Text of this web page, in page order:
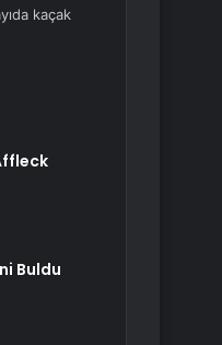
kaçak
Buldu